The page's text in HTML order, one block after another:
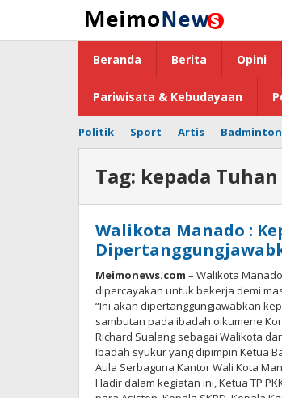
konten
Beranda Berita Opini
Pariwisata & Kebudayaan
Politik Sport Artis Badminton
Tag: kepada Tuhan
Walikota Manado :
Meimonews.com – Walikota
dipercayakan untuk bekerja demi
“Ini akan dipertanggungjawabkan
sambutan pada ibadah oikumene
Richard Sualang sebagai Walikota
Ibadah syukur yang dipimpin Ketua
Aula Serbaguna Kantor Wali Kota
Hadir dalam kegiatan ini, Ketua TP